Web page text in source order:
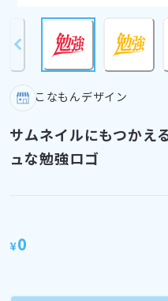
こなもんデザイン
サムネイルにもつかえ
ュな勉強ロゴ
¥0